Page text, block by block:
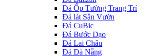
Đá Ốp Tường Trang Trí
Đá lát Sân Vườn
Đá CuBic
Đá Bước Dạo
Đá Lai Châu
Đá Đà Nẵng